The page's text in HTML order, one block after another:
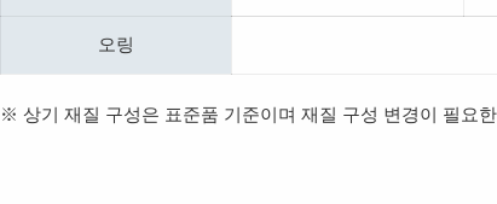
오링
※ 상기 재질 구성은 표준품 기준이며 재질 구성 변경이 필요